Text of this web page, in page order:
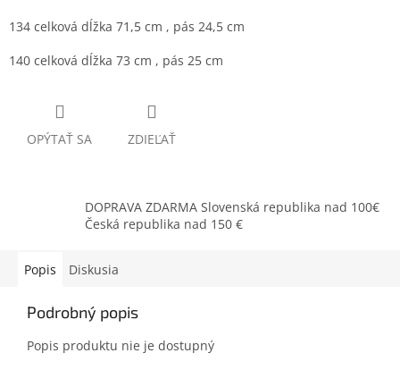
134 celková dĺžka 71,5 cm , pás 24,5 cm
140 celková dĺžka 73 cm , pás 25 cm
OPÝTAŤ SA ZDIEĽAŤ
DOPRAVA ZDARMA Slovenská republika nad 100€
Česká republika nad 150 €
Popis Diskusia
Podrobný popis
Popis produktu nie je dostupný